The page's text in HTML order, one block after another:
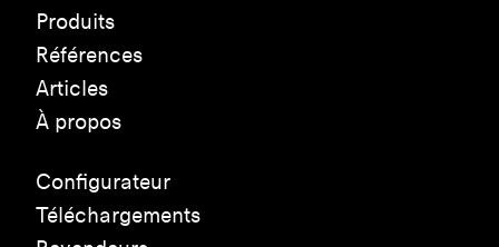
Produits
Références
Articles
À propos
Configurateur
Téléchargements